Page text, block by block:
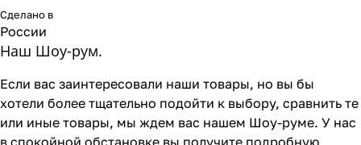
Сделано в
России
Наш Шоу-рум.
Если вас заинтересовали наши товары, но вы бы
хотели более тщательно подойти к выбору, сравнить те
или иные товары, мы ждем вас нашем Шоу-руме. У нас
в спокойной обстановке вы получите подробную